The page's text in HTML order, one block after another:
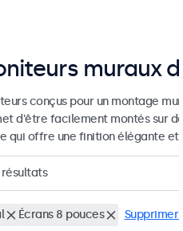
muraux
conçus pour un montage
d'être facilement montés sur
qui offre une finition élégante et
résultats
Écrans 8 pouces Supprimer